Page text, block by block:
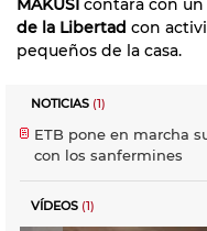
MAKUSI contará con
de la Libertad con
pequeños de la casa.
NOTICIAS (1)
ETB pone en marcha
con los sanfermines
VÍDEOS (1)